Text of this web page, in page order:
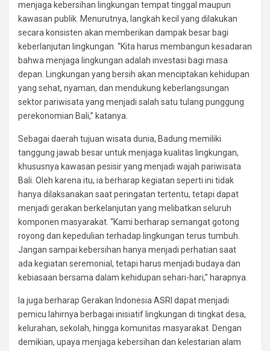
menjaga kebersihan lingkungan tempat tinggal maupun
kawasan publik. Menurutnya, langkah kecil yang dilakukan
secara konsisten akan memberikan dampak besar bagi
keberlanjutan lingkungan. “Kita harus membangun kesadaran
bahwa menjaga lingkungan adalah investasi bagi masa
depan. Lingkungan yang bersih akan menciptakan kehidupan
yang sehat, nyaman, dan mendukung keberlangsungan
sektor pariwisata yang menjadi salah satu tulang punggung
perekonomian Bali,” katanya.
Sebagai daerah tujuan wisata dunia, Badung memiliki
tanggung jawab besar untuk menjaga kualitas lingkungan,
khususnya kawasan pesisir yang menjadi wajah pariwisata
Bali. Oleh karena itu, ia berharap kegiatan seperti ini tidak
hanya dilaksanakan saat peringatan tertentu, tetapi dapat
menjadi gerakan berkelanjutan yang melibatkan seluruh
komponen masyarakat. “Kami berharap semangat gotong
royong dan kepedulian terhadap lingkungan terus tumbuh.
Jangan sampai kebersihan hanya menjadi perhatian saat
ada kegiatan seremonial, tetapi harus menjadi budaya dan
kebiasaan bersama dalam kehidupan sehari-hari,” harapnya.
Ia juga berharap Gerakan Indonesia ASRI dapat menjadi
pemicu lahirnya berbagai inisiatif lingkungan di tingkat desa,
kelurahan, sekolah, hingga komunitas masyarakat. Dengan
demikian, upaya menjaga kebersihan dan kelestarian alam